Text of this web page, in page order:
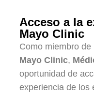
Acceso a la
Mayo Clinic
Como miembro de
Mayo Clinic,
oportunidad de
experiencia de los